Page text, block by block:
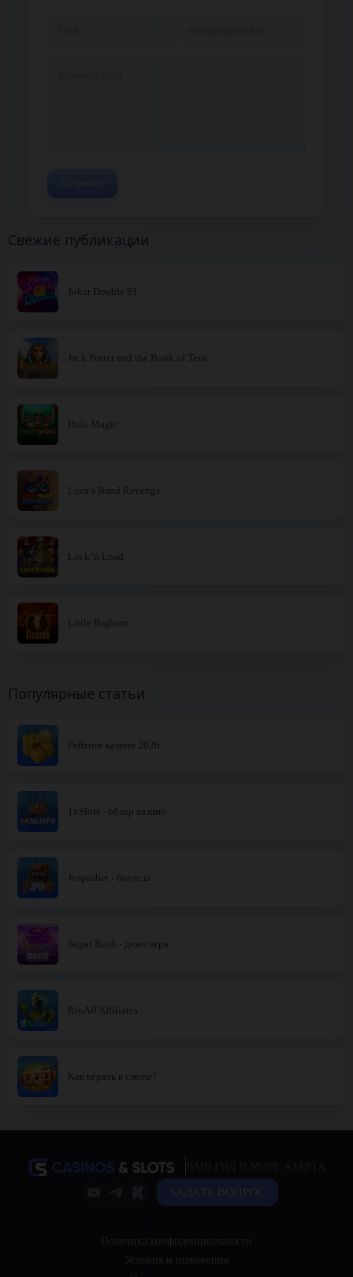
Свежие публикации
Joker Double 81
Jack Potter and the Book of Teos
Hula Magic
Luca’s Band Revenge
Lock 'n Load
Little Bighorn
Популярные статьи
Рейтинг казино 2026
1xSlots - обзор казино
Jvspinbet - бонусы
Sugar Rush - демо игра
RioAff Affiliates
Как играть в слоты?
ЗАДАТЬ ВОПРОС
Политика конфиденциальности
Условия и положения